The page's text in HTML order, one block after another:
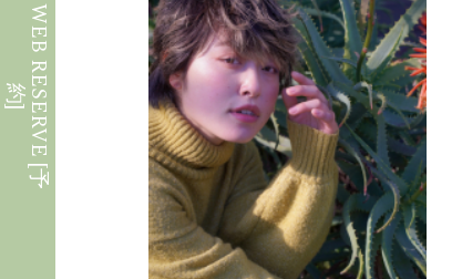
W
E
B
R
E
S
E
R
V
E
[
予
約
]